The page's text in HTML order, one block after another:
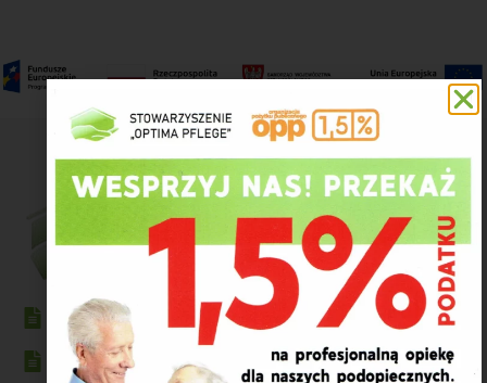
Polityka prywatności
Klauzula informacyjna Stowarzyszenia